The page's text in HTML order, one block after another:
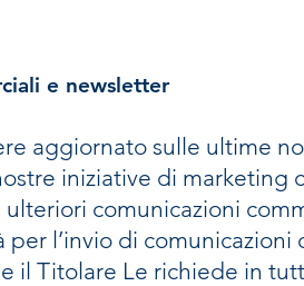
e newsletter
aggiornato sulle ultime
iniziative di marketing
comunicazioni
per l’invio di
il Titolare Le richiede in